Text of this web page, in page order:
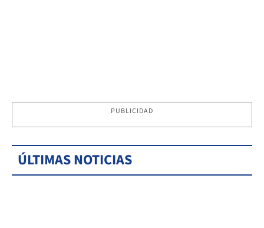
PUBLICIDAD
ÚLTIMAS NOTICIAS